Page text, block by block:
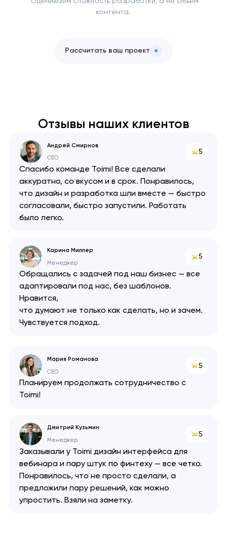
контента.
Рассчитать ваш проект
Отзывы наших клиентов
Андрей Смирнов
CEO
5
Спасибо команде Toimi! Все сделали
аккуратно, со вкусом и в срок. Понравилось,
что дизайн и разработка шли вместе — быстро
согласовали, быстро запустили. Работать
было легко.
Карина Миллер
Менеджер
5
Обращались с задачей под наш бизнес — все
адаптировали под нас, без шаблонов.
Нравится,
что думают не только как сделать, но и зачем.
Чувствуется подход.
Мария Романова
CEO
5
Планируем продолжать сотрудничество с
Toimi!
Дмитрий Кузьмин
Менеджер
5
Заказывали у Toimi дизайн интерфейса для
вебинара и пару штук по финтеху — все четко.
Понравилось, что не просто сделали, а
предложили пару решений, как можно
упростить. Взяли на заметку.